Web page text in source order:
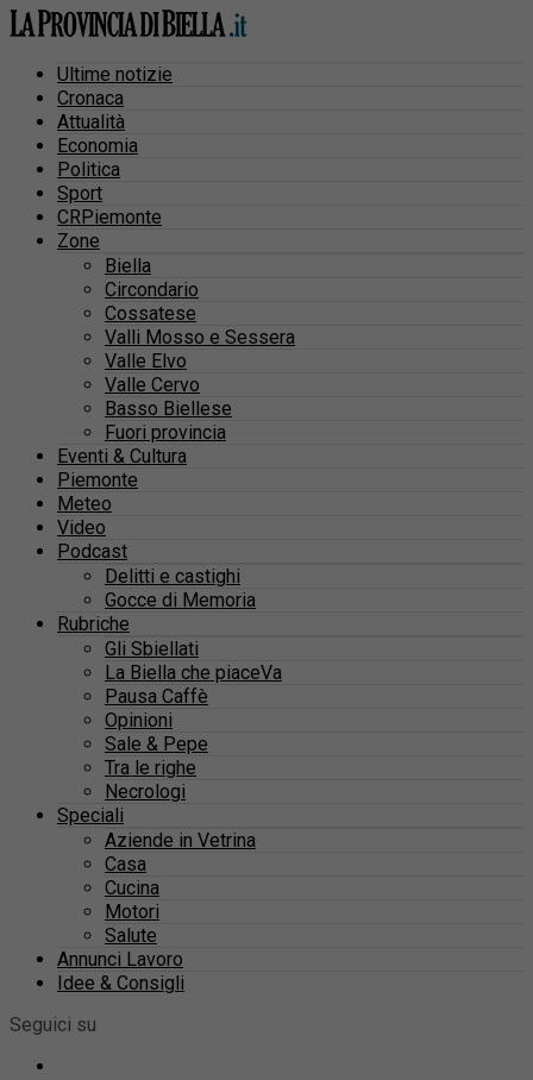
Ultime notizie
Cronaca
Attualità
Economia
Politica
Sport
CRPiemonte
Zone
Biella
Circondario
Cossatese
Valli Mosso e Sessera
Valle Elvo
Valle Cervo
Basso Biellese
Fuori provincia
Eventi & Cultura
Piemonte
Meteo
Video
Podcast
Delitti e castighi
Gocce di Memoria
Rubriche
Gli Sbiellati
La Biella che piaceVa
Pausa Caffè
Opinioni
Sale & Pepe
Tra le righe
Necrologi
Speciali
Aziende in Vetrina
Casa
Cucina
Motori
Salute
Annunci Lavoro
Idee & Consigli
Seguici su